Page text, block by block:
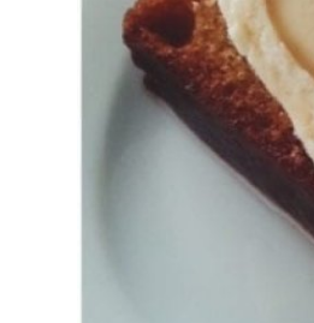
Popüler Kültür & Mutfak Tarihi
Mutfak Temizliği & Pratik Bilgiler
Anne & Bebek Beslenmesi
Mutfak Sırları & Teknikler